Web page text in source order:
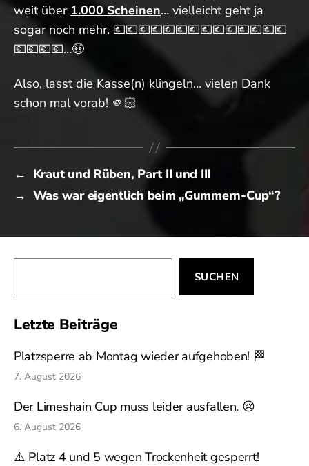
weit über 1.000 Scheinen… vielleicht geht ja
sogar noch mehr. 💶💶💶💶💶💶💶💶💶💶💶💶💶💶
💶💶💶💶…🤑
Also, lasst die Kasse(n) klingeln… vielen Dank
schon mal vorab! 🫵🏻
← Kraut und Rüben, Part II und III
→ Was war eigentlich beim „Gummern-Cup“?
SUCHEN
Letzte Beiträge
Platzsperre ab Montag wieder aufgehoben! 🏁
7. August 2026
Der Limeshain Cup muss leider ausfallen. 😢
6. August 2026
⚠️ Platz 4 und 5 wegen Trockenheit gesperrt!